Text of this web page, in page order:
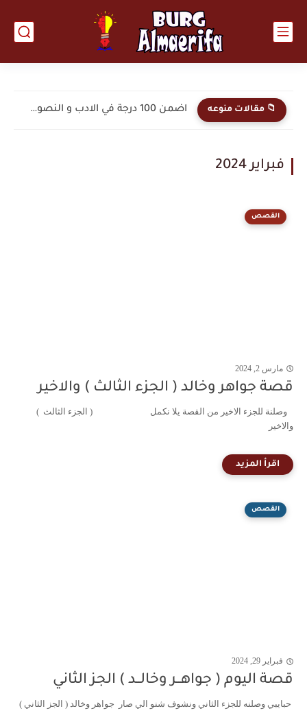
📁 مقالات منوعه
فبراير 2024
القصص
مارس 2, 2024
قصة جواهر وخالد ( الجزء الثالث ) والاخير
وصلنة للجزء الاخير من القصة يلا نكمل ( الجزء الثالث )
والاخير
القصص
فبراير 29, 2024
قصة اليوم ( جواهــر وخالــد ) الجز الثاني
حبايبي وصلنه للجزء الثاني ونشوف شنو الي صار جواهر وخالد ( الجز الثاني )